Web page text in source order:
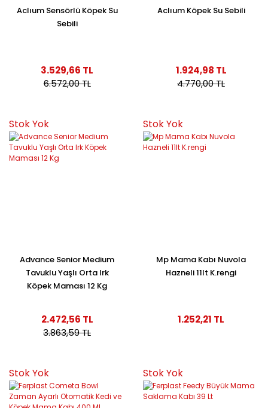
Aclıum Sensörlü Köpek Su
Sebili
3.529,66 TL
6.572,00 TL
Aclıum Köpek Su Sebili
1.924,98 TL
4.770,00 TL
Stok Yok
Advance Senior Medium
Tavuklu Yaşlı Orta Irk
Köpek Maması 12 Kg
2.472,56 TL
3.863,59 TL
Stok Yok
Mp Mama Kabı Nuvola
Hazneli 11lt K.rengi
1.252,21 TL
Stok Yok Stok Yok